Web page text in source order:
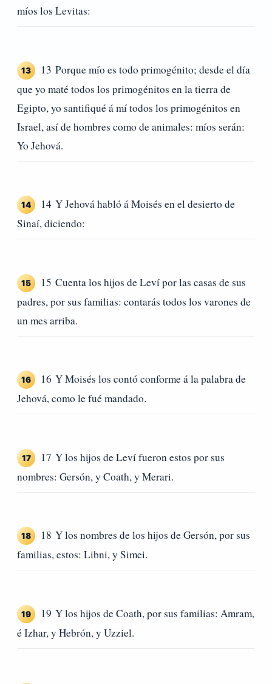
míos los Levitas:
13
13 Porque mío es todo primogénito; desde el día
que yo maté todos los primogénitos en la tierra de
Egipto, yo santifiqué á mí todos los primogénitos en
Israel, así de hombres como de animales: míos serán:
Yo Jehová.
14
14 Y Jehová habló á Moisés en el desierto de
Sinaí, diciendo:
15
15 Cuenta los hijos de Leví por las casas de sus
padres, por sus familias: contarás todos los varones de
un mes arriba.
16
16 Y Moisés los contó conforme á la palabra de
Jehová, como le fué mandado.
17
17 Y los hijos de Leví fueron estos por sus
nombres: Gersón, y Coath, y Merari.
18
18 Y los nombres de los hijos de Gersón, por sus
familias, estos: Libni, y Simei.
19
19 Y los hijos de Coath, por sus familias: Amram,
é Izhar, y Hebrón, y Uzziel.